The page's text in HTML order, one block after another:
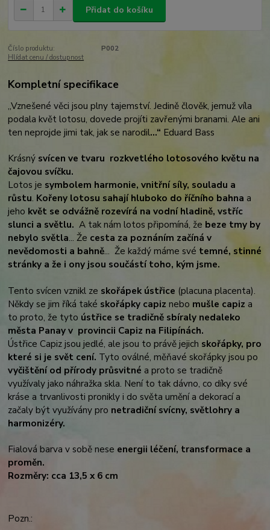
Přidat do košíku
Číslo produktu:
P002
Hlídat cenu / dostupnost
Kompletní specifikace
„Vznešené věci jsou plny tajemství. Jedině člověk, jemuž víla
podala květ lotosu, dovede projíti zavřenými branami. Ale ani
ten neprojde jimi tak, jak se narodil…“ Eduard Bass
Krásný svícen ve tvaru rozkvetlého lotosového květu na
čajovou svíčku.
Lotos je symbolem harmonie, vnitřní síly, souladu a
růstu. Kořeny lotosu sahají hluboko do říčního bahna a
jeho květ se odvážně rozevírá na vodní hladině, vstříc
slunci a světlu. A tak nám lotos připomíná, že beze tmy by
nebylo světla... Že cesta za poznáním začíná v
nevědomosti a bahně... Že každý máme své temné, stinné
stránky a že i ony jsou součástí toho, kým jsme.
Tento svícen vznikl ze skořápek ústřice (placuna placenta).
Někdy se jim říká také skořápky capiz nebo mušle capiz a
to proto, že tyto ústřice se tradičně sbíraly nedaleko
města Panay v provincii Capiz na Filipínách.
Ústřice Capiz jsou jedlé, ale jsou to právě jejich skořápky, pro
které si je svět cení. Tyto oválné, měňavé skořápky jsou po
vyčištění od přírody průsvitné a proto se tradičně
využívaly jako náhražka skla. Není to tak dávno, co díky své
kráse a trvanlivosti pronikly i do světa umění a dekorací a
začaly být využívány pro netradiční svícny, světlohry a
harmonizéry.
Fialová barva v sobě nese energii léčení, transformace a
proměn.
Rozměry: cca 13,5 x 6 cm
Pozn.: